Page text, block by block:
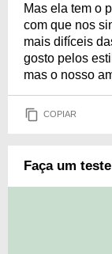
Mas ela tem o
com que nos
mais difíceis
gosto pelos
mas o nosso
COPIAR
Faça um